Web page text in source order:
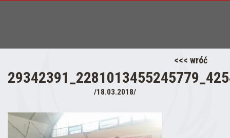
<<< wróć
/18.03.2018/